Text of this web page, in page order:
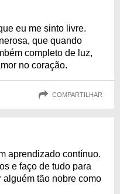
eu me sinto livre.
que quando
completo de luz,
no coração.
COMPARTILHAR
aprendizado contínuo.
e faço de tudo para
tão nobre como